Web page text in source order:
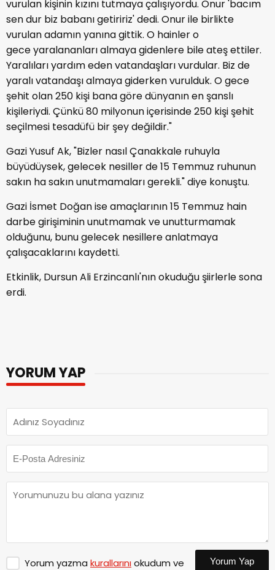
vurulan kişinin kızını tutmaya çalışıyordu. Onur 'bacım
sen dur biz babanı getiririz' dedi. Onur ile birlikte
vurulan adamın yanına gittik. O hainler o
gece yaralananları almaya gidenlere bile ateş ettiler.
Yaralıları yardım eden vatandaşları vurdular. Biz de
yaralı vatandaşı almaya giderken vurulduk. O gece
şehit olan 250 kişi bana göre dünyanın en şanslı
kişileriydi. Çünkü 80 milyonun içerisinde 250 kişi şehit
seçilmesi tesadüfü bir şey değildir."
Gazi Yusuf Ak, "Bizler nasıl Çanakkale ruhuyla
büyüdüysek, gelecek nesiller de 15 Temmuz ruhunun
sakın ha sakın unutmamaları gerekli." diye konuştu.
Gazi İsmet Doğan ise amaçlarının 15 Temmuz hain
darbe girişiminin unutmamak ve unutturmamak
olduğunu, bunu gelecek nesillere anlatmaya
çalışacaklarını kaydetti.
Etkinlik, Dursun Ali Erzincanlı'nın okuduğu şiirlerle sona
erdi.
YORUM YAP
Yorum yazma kurallarınıokudum ve
Yorum Yap